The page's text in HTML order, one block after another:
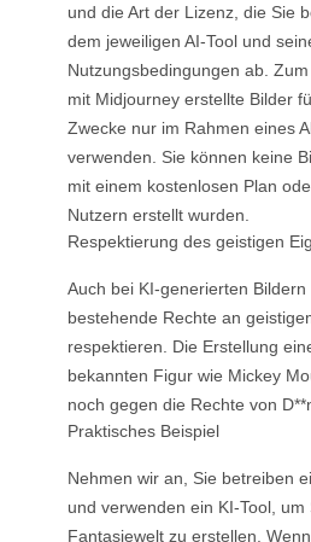
und die Art der Lizenz, die Sie
dem jeweiligen AI-Tool und
Nutzungsbedingungen ab.
mit Midjourney erstellte Bilder
Zwecke nur im Rahmen eines
verwenden. Sie können keine
mit einem kostenlosen Plan
Nutzern erstellt wurden.
Respektierung des geistigen
Auch bei KI-generierten Bildern
bestehende Rechte an
respektieren. Die Erstellung
bekannten Figur wie Mickey
noch gegen die Rechte von
Praktisches Beispiel
Nehmen wir an, Sie betreiben
und verwenden ein KI-Tool,
Fantasiewelt zu erstellen.